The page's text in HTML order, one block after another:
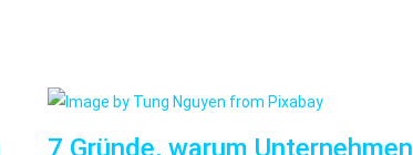
7 Gründe, warum Unternehmen